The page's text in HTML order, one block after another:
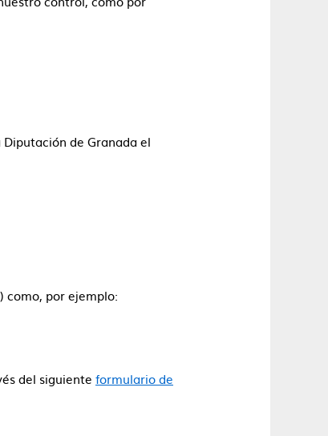
de Granada el
como, por ejemplo:
del siguiente formulario de